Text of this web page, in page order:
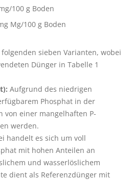
100 g Boden
Mg/100 g Boden
sieben Varianten, wobei
Dünger in ­Tabelle 1
Aufgrund des niedrigen
Phosphat in der
von einer mangelhaften P-
werden.
handelt es sich um voll
mit hohen Anteilen an
und wasserlöslichem
dient als Referenzdünger mit